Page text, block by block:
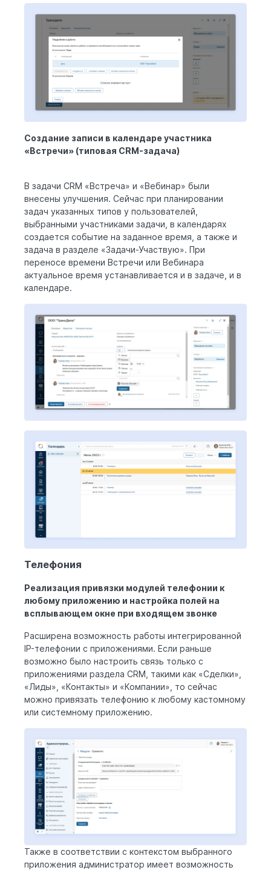
Создание записи в календаре участника
«Встречи» (типовая CRM-задача)
В задачи CRM «Встреча» и «Вебинар» были
внесены улучшения. Сейчас при планировании
задач указанных типов у пользователей,
выбранными участниками задачи, в календарях
создается событие на заданное время, а также и
задача в разделе «Задачи-Участвую». При
переносе времени Встречи или Вебинара
актуальное время устанавливается и в задаче, и в
календаре.
Телефония
Реализация привязки модулей телефонии к
любому приложению и настройка полей на
всплывающем окне при входящем звонке
Расширена возможность работы интегрированной
IP-телефонии с приложениями. Если раньше
возможно было настроить связь только с
приложениями раздела CRM, такими как «Сделки»,
«Лиды», «Контакты» и «Компании», то сейчас
можно привязать телефонию к любому кастомному
или системному приложению.
Также в соответствии с контекстом выбранного
приложения администратор имеет возможность